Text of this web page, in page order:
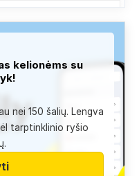
0 0
šį numerį buvo rašoma
konsultavausi ne karta
2
kelionėms su
nei 150 šalių. Lengva
tarptinklinio ryšio